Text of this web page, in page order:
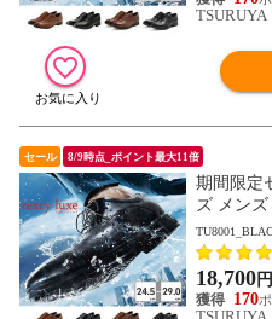
TSURUYA
セール 8/9時点_ポイント最大11倍
期間限定
ズ メン
ジネスシ
U8004
ュクス
幅 3E 4E
18,700円
170